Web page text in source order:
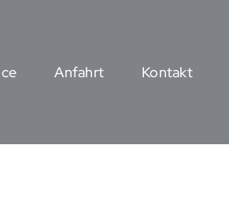
Anfahrt Kontakt